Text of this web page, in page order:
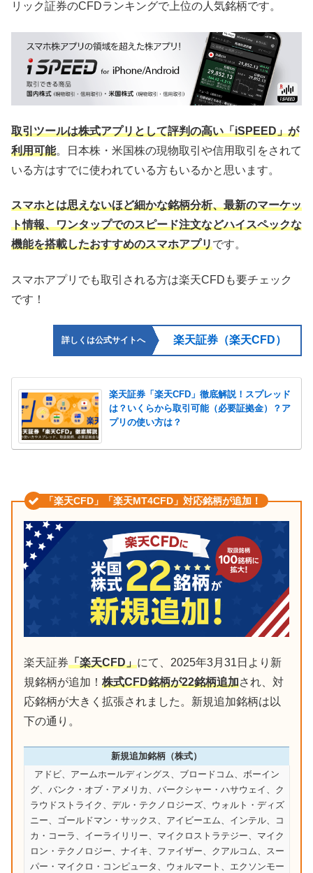
リック証券のCFDランキングで上位の人気銘柄です。
取引ツールは株式アプリとして評判の高い「iSPEED」が
利用可能。日本株・米国株の現物取引や信用取引をされて
いる方はすでに使われている方もいるかと思います。
スマホとは思えないほど細かな銘柄分析、最新のマーケッ
ト情報、ワンタップでのスピード注文などハイスペックな
機能を搭載したおすすめのスマホアプリです。
スマホアプリでも取引される方は楽天CFDも要チェック
です！
詳しくは公式サイトへ 楽天証券（楽天CFD）
楽天証券「楽天CFD」徹底解説！スプレッド
は？いくらから取引可能（必要証拠金）？ア
プリの使い方は？
「楽天CFD」「楽天MT4CFD」対応銘柄が追加！
楽天証券「楽天CFD」にて、2025年3月31日より新
規銘柄が追加！ 株式CFD銘柄が22銘柄追加され、対
応銘柄が大きく拡張されました。新規追加銘柄は以
下の通り。
新規追加銘柄（株式）
アドビ、アームホールディングス、ブロードコム、ボーイン
グ、バンク・オブ・アメリカ、バークシャー・ハサウェイ、ク
ラウドストライク、デル・テクノロジーズ、ウォルト・ディズ
ニー、ゴールドマン・サックス、アイビーエム、インテル、コ
カ・コーラ、イーライリリー、マイクロストラテジー、マイク
ロン・テクノロジー、ナイキ、ファイザー、クアルコム、スー
パー・マイクロ・コンピュータ、ウォルマート、エクソンモー